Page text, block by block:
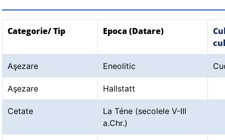
Categorie/ Tip Epoca (Datare)
Aşezare Eneolitic
Aşezare Hallstatt
Cetate
La Téne (secolele V-III
a.Chr.)